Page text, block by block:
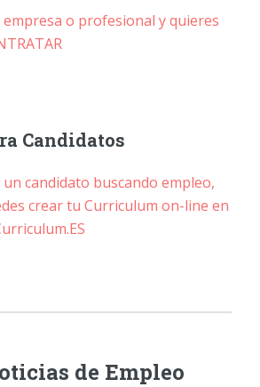
empresa o profesional y quieres
Candidatos
un candidato buscando empleo,
crear tu Curriculum on-line en
de Empleo